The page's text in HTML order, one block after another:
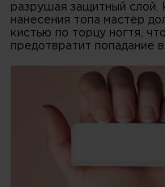
разрушая защитный слой.
нанесения топа мастер
кистью по торцу ногтя,
предотвратит попадание